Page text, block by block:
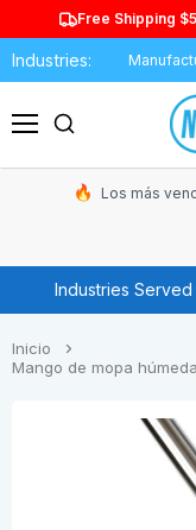
Free Shipping
Industries:
Los más
Industries Served
Inicio
Mango de mopa